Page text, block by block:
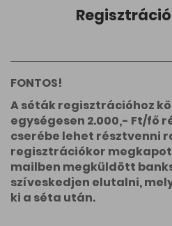
FONTOS!
A séták regisztrációhoz
egységesen 2.000,- Ft/fő
cserébe lehet résztvenni
regisztrációkor
mailben megküldött
szíveskedjen elutalni,
ki a séta után.